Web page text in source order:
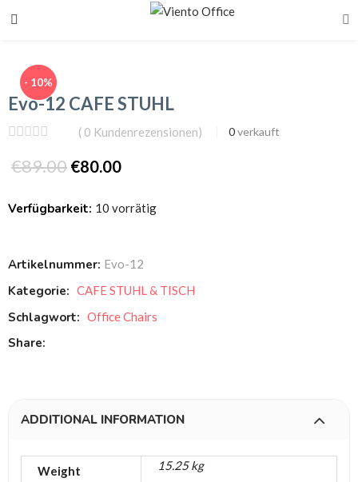
- 10%
Evo-12 CAFE STUHL
( 0 Kundenrezensionen) 0verkauft
€89.00 €80.00
Verfügbarkeit: 10 vorrätig
Artikelnummer: Evo-12
Kategorie: CAFE STUHL & TISCH
Schlagwort: Office Chairs
Share:
ADDITIONAL INFORMATION
Weight 15.25 kg